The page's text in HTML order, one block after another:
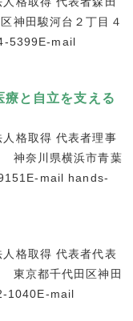
神田駿河台２丁目４
5399E-mail
と自立を支える
格取得 代表者理事
奈川県横浜市青葉
mail hands-
格取得 代表者代表
京都千代田区神田
1040E-mail